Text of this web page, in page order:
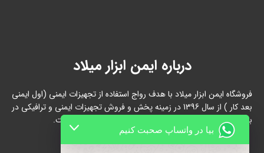
درباره ایمن ابزار میلاد
فروشگاه ایمن ابزار میلاد با هدف رواج استفاده از تجهیزات ایمنی (اول ایمنی
بعد کار ) از سال 1396 در زمینه پخش و فروش تجهیزات ایمنی و ترافیکی در
بازار شاد آباد ( بازار آهن ) تهران شروع به فعالیت نموده است.
بیا در واتساپ صحبت کنیم